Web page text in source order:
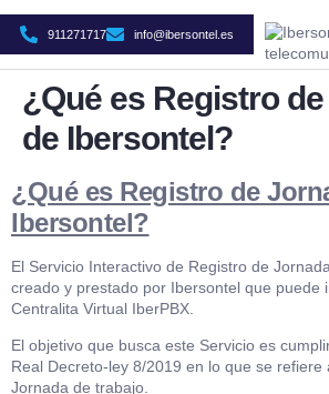
911271717 info@ibersontel.es
¿Qué es Registro
de Ibersontel?
¿Qué es Registro de
Ibersontel?
El Servicio Interactivo de Registro de
creado y prestado por Ibersontel que puede
Centralita Virtual IberPBX.
El objetivo que busca este Servicio es
Real Decreto-ley 8/2019 en lo que se refiere
Jornada de trabajo.